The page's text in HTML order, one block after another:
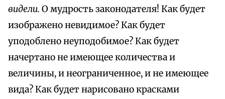
видели. О мудрость законодателя! Как будет
изображено невидимое? Как будет
уподоблено неуподобимое? Как будет
начертано не имеющее количества и
величины, и неограниченное, и не имеющее
вида? Как будет нарисовано красками